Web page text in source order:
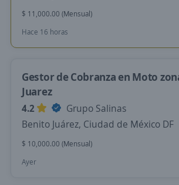
$ 11,000.00 (Mensual)
Hace 16 horas
Gestor de Cobranza en Moto
Juarez
4.2
Grupo Salinas
Benito Juárez, Ciudad de México DF
$ 10,000.00 (Mensual)
Ayer